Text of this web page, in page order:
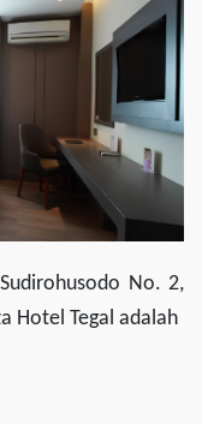
No. 2,
Hotel Tegal adalah